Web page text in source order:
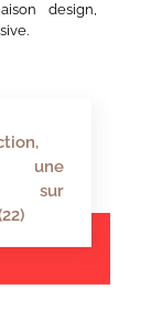
design,
une
sur